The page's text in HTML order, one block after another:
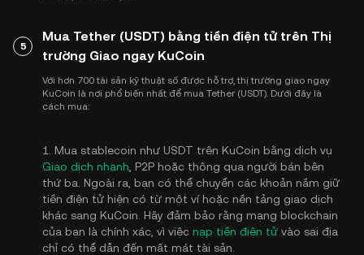
5
Mua Tether (USDT) bằng tiền điện tử trên Thị
trường Giao ngay KuCoin
Với hơn 700 tài sản kỹ thuật số được hỗ trợ, thị trường giao ngay
KuCoin là nơi phổ biến nhất để mua Tether (USDT). Dưới đây là
cách mua:
1. Mua stablecoin như USDT trên KuCoin bằng dịch vụ
Giao dịch nhanh , P2P hoặc thông qua người bán bên
thứ ba. Ngoài ra, bạn có thể chuyển các khoản nắm giữ
tiền điện tử hiện có từ một ví hoặc nền tảng giao dịch
khác sang KuCoin. Hãy đảm bảo rằng mạng blockchain
của bạn là chính xác, vì việc nạp tiền điện tử vào sai địa
chỉ có thể dẫn đến mất mát tài sản.